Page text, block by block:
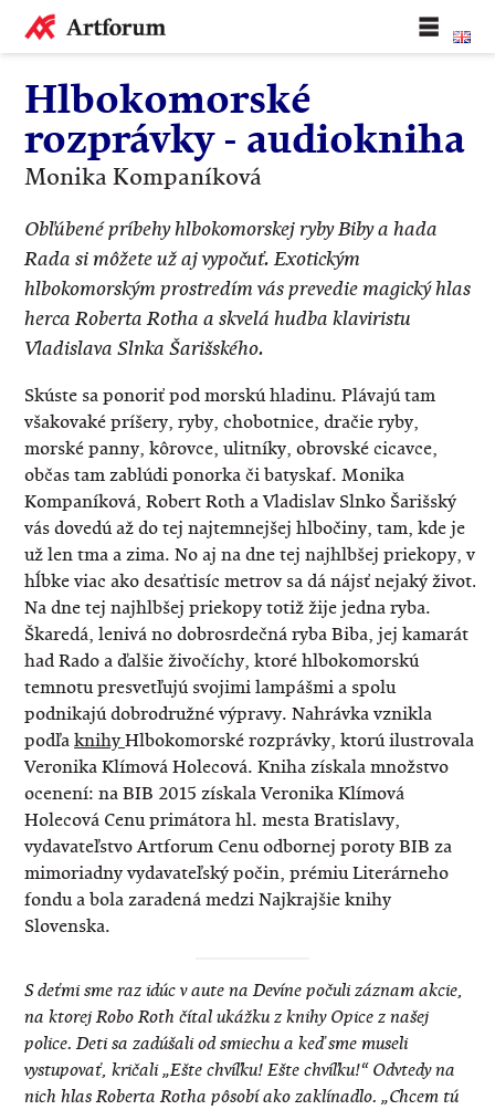
Hlbokomorské
rozprávky - audiokniha
Monika Kompaníková
Obľúbené príbehy hlbokomorskej ryby Biby a hada
Rada si môžete už aj vypočuť. Exotickým
hlbokomorským prostredím vás prevedie magický hlas
herca Roberta Rotha a skvelá hudba klaviristu
Vladislava Slnka Šarišského.
Skúste sa ponoriť pod morskú hladinu. Plávajú tam
všakovaké príšery, ryby, chobotnice, dračie ryby,
morské panny, kôrovce, ulitníky, obrovské cicavce,
občas tam zablúdi ponorka či batyskaf. Monika
Kompaníková, Robert Roth a Vladislav Slnko Šarišský
vás dovedú až do tej najtemnejšej hlbočiny, tam, kde je
už len tma a zima. No aj na dne tej najhlbšej priekopy, v
hĺbke viac ako desaťtisíc metrov sa dá nájsť nejaký život.
Na dne tej najhlbšej priekopy totiž žije jedna ryba.
Škaredá, lenivá no dobrosrdečná ryba Biba, jej kamarát
had Rado a ďalšie živočíchy, ktoré hlbokomorskú
temnotu presvetľujú svojimi lampášmi a spolu
podnikajú dobrodružné výpravy. Nahrávka vznikla
podľaknihyHlbokomorské rozprávky, ktorú ilustrovala
Veronika Klímová Holecová. Kniha získala množstvo
ocenení: na BIB 2015 získala Veronika Klímová
Holecová Cenu primátora hl. mesta Bratislavy,
vydavateľstvo Artforum Cenu odbornej poroty BIB za
mimoriadny vydavateľský počin, prémiu Literárneho
fondu a bola zaradená medzi Najkrajšie knihy
Slovenska.
S deťmi sme raz idúc v aute na Devíne počuli záznam akcie,
na ktorej Robo Roth čítal ukážku z knihy Opice z našej
police. Deti sa zadúšali od smiechu a keď sme museli
vystupovať, kričali „Ešte chvíľku! Ešte chvíľku!“ Odvtedy na
nich hlas Roberta Rotha pôsobí ako zaklínadlo. „Chcem tú